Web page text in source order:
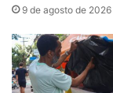
9 de agosto de 2026